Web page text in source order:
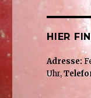
HIER
Adresse:
Uhr,